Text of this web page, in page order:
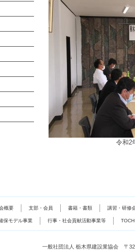
令和2
概要 支部・会員 書籍・書類 講習・研修
保モデル事業 行事・社会貢献活動事業等
一般社団法人 栃木県建設業協会 〒